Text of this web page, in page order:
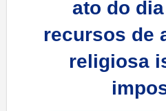
ato do
recursos de
religiosa